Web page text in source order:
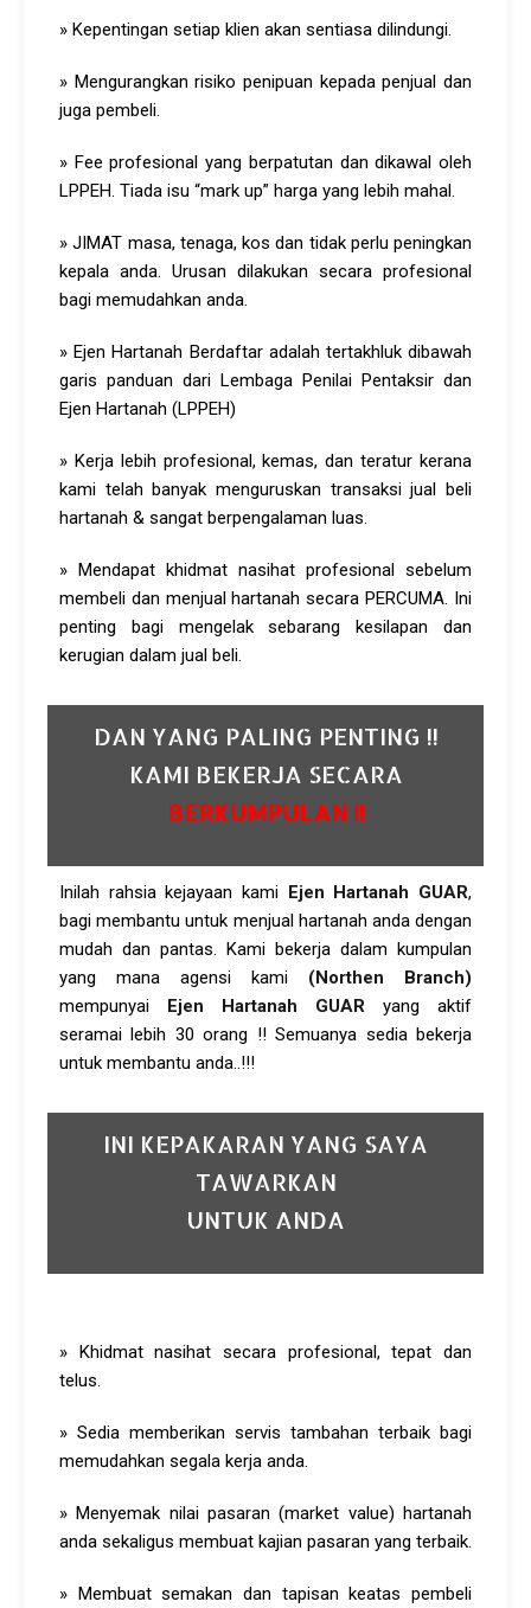
» Kepentingan setiap klien akan sentiasa dilindungi.
» Mengurangkan risiko penipuan kepada penjual dan
juga pembeli.
» Fee profesional yang berpatutan dan dikawal oleh
LPPEH. Tiada isu “mark up” harga yang lebih mahal.
» JIMAT masa, tenaga, kos dan tidak perlu peningkan
kepala anda. Urusan dilakukan secara profesional
bagi memudahkan anda.
» Ejen Hartanah Berdaftar adalah tertakhluk dibawah
garis panduan dari Lembaga Penilai Pentaksir dan
Ejen Hartanah (LPPEH)
» Kerja lebih profesional, kemas, dan teratur kerana
kami telah banyak menguruskan transaksi jual beli
hartanah & sangat berpengalaman luas.
» Mendapat khidmat nasihat profesional sebelum
membeli dan menjual hartanah secara PERCUMA. Ini
penting bagi mengelak sebarang kesilapan dan
kerugian dalam jual beli.
DAN YANG PALING PENTING !!
KAMI BEKERJA SECARA
BERKUMPULAN !!
Inilah rahsia kejayaan kami Ejen Hartanah GUAR,
bagi membantu untuk menjual hartanah anda dengan
mudah dan pantas. Kami bekerja dalam kumpulan
yang mana agensi kami (Northen Branch)
mempunyai Ejen Hartanah GUAR yang aktif
seramai lebih 30 orang !! Semuanya sedia bekerja
untuk membantu anda..!!!
INI KEPAKARAN YANG SAYA
TAWARKAN
UNTUK ANDA
» Khidmat nasihat secara profesional, tepat dan
telus.
» Sedia memberikan servis tambahan terbaik bagi
memudahkan segala kerja anda.
» Menyemak nilai pasaran (market value) hartanah
anda sekaligus membuat kajian pasaran yang terbaik.
» Membuat semakan dan tapisan keatas pembeli